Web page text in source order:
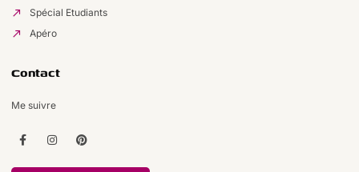
Spécial Etudiants
Apéro
Contact
Me suivre